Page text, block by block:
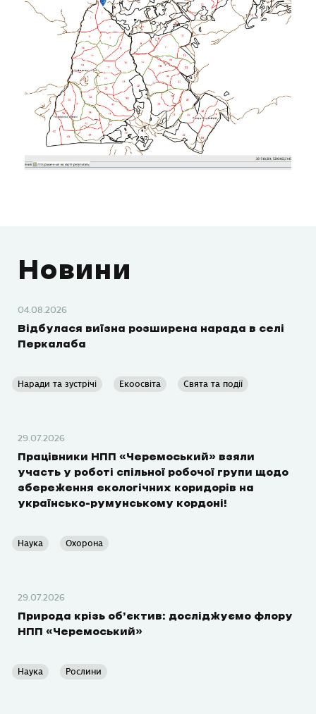
Новини
04.08.2026
Відбулася виїзна розширена нарада в селі
Перкалаба
Наради та зустрічі Екоосвіта Свята та події
29.07.2026
Працівники НПП «Черемоський» взяли
участь у роботі спільної робочої групи щодо
збереження екологічних коридорів на
українсько-румунському кордоні!
Наука Охорона
29.07.2026
Природа крізь об’єктив: досліджуємо флору
НПП «Черемоський»
Наука Рослини